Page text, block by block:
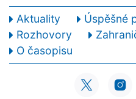
Aktuality Úspěšné
Rozhovory
O časopisu